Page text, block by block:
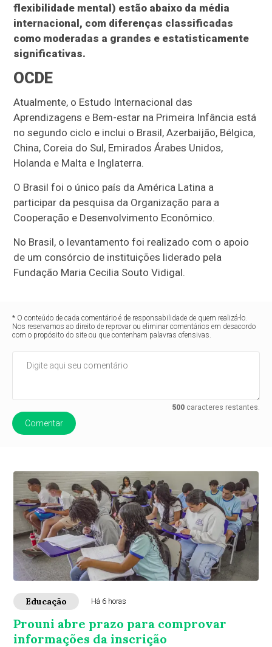
flexibilidade mental) estão abaixo da média
internacional, com diferenças classificadas
como moderadas a grandes e estatisticamente
significativas.
OCDE
Atualmente, o Estudo Internacional das
Aprendizagens e Bem-estar na Primeira Infância está
no segundo ciclo e inclui o Brasil, Azerbaijão, Bélgica,
China, Coreia do Sul, Emirados Árabes Unidos,
Holanda e Malta e Inglaterra.
O Brasil foi o único país da América Latina a
participar da pesquisa da Organização para a
Cooperação e Desenvolvimento Econômico.
No Brasil, o levantamento foi realizado com o apoio
de um consórcio de instituições liderado pela
Fundação Maria Cecilia Souto Vidigal.
* O conteúdo de cada comentário é de responsabilidade de quem realizá-lo.
Nos reservamos ao direito de reprovar ou eliminar comentários em desacordo
com o propósito do site ou que contenham palavras ofensivas.
500caracteres restantes.
Comentar
Educação Há 6 horas
Prouni abre prazo para comprovar
informações da inscrição